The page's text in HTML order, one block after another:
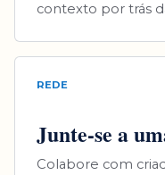
contexto por trás
REDE
Junte-se a
Colabore com